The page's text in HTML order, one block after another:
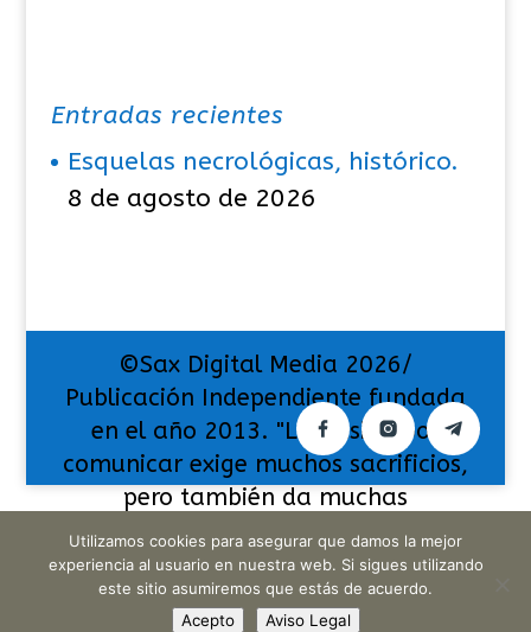
Entradas recientes
Esquelas necrológicas, histórico.
8 de agosto de 2026
©Sax Digital Media 2026/
Publicación Independiente fundada
en el año 2013. "La pasión por
comunicar exige muchos sacrificios,
pero también da muchas
satisfacciones".
Utilizamos cookies para asegurar que damos la mejor
experiencia al usuario en nuestra web. Si sigues utilizando
este sitio asumiremos que estás de acuerdo.
Acepto
Aviso Legal